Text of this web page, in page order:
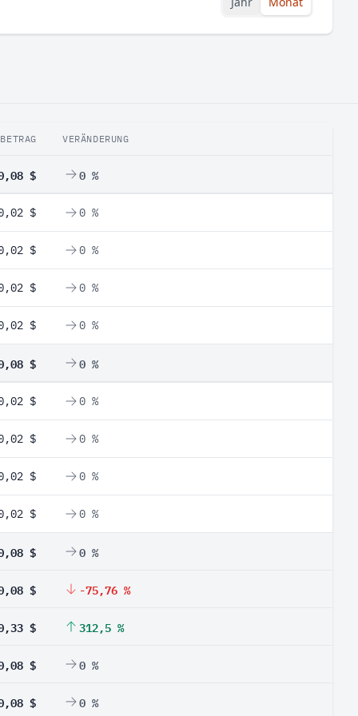
BETRAG VERÄNDERUNG
$ 0 %
$ 0 %
$ 0 %
$ 0 %
$ 0 %
$ 0 %
$ 0 %
$ 0 %
$ 0 %
$ 0 %
$ 0 %
$ -75,76 %
$ 312,5 %
$ 0 %
$ 0 %